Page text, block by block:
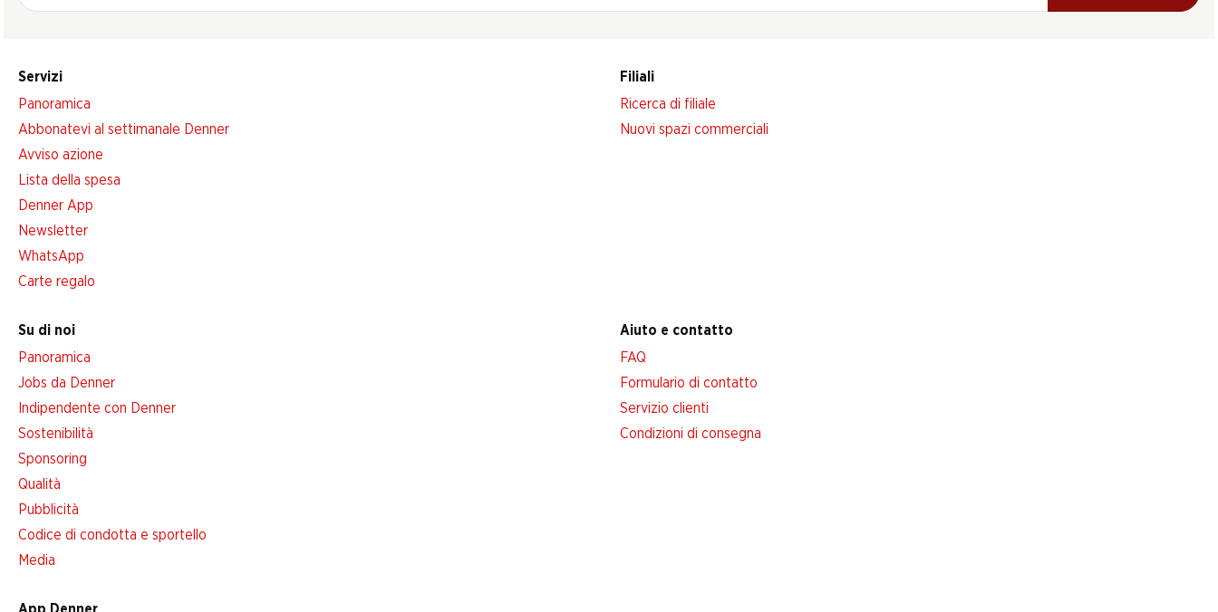
Servizi
Panoramica
Abbonatevi al settimanale Denner
Avviso azione
Lista della spesa
Denner App
Newsletter
WhatsApp
Carte regalo
Filiali
Ricerca di filiale
Nuovi spazi commerciali
Su di noi
Panoramica
Jobs da Denner
Indipendente con Denner
Sostenibilità
Sponsoring
Qualità
Pubblicità
Codice di condotta e sportello
Media
Aiuto e contatto
FAQ
Formulario di contatto
Servizio clienti
Condizioni di consegna
App Denner